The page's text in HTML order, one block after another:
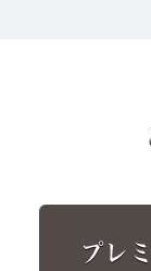
プレ